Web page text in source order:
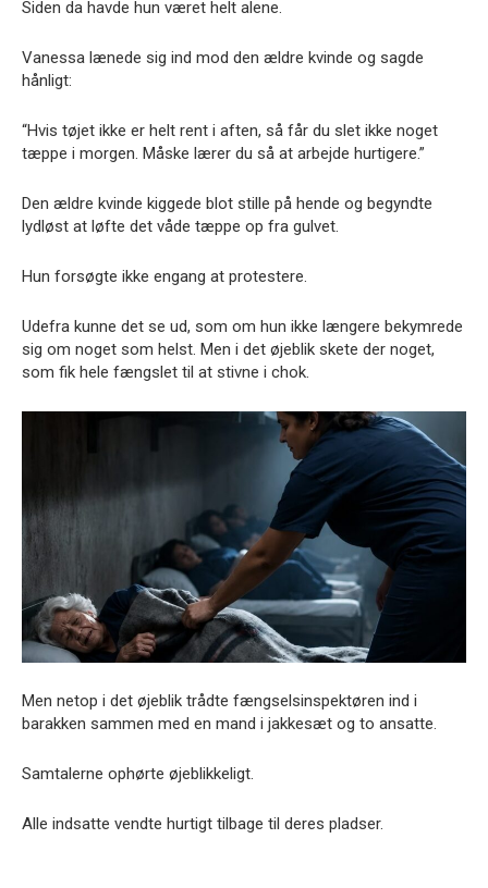
Siden da havde hun været helt alene.
Vanessa lænede sig ind mod den ældre kvinde og sagde
hånligt:
“Hvis tøjet ikke er helt rent i aften, så får du slet ikke noget
tæppe i morgen. Måske lærer du så at arbejde hurtigere.”
Den ældre kvinde kiggede blot stille på hende og begyndte
lydløst at løfte det våde tæppe op fra gulvet.
Hun forsøgte ikke engang at protestere.
Udefra kunne det se ud, som om hun ikke længere bekymrede
sig om noget som helst. Men i det øjeblik skete der noget,
som fik hele fængslet til at stivne i chok.
Men netop i det øjeblik trådte fængselsinspektøren ind i
barakken sammen med en mand i jakkesæt og to ansatte.
Samtalerne ophørte øjeblikkeligt.
Alle indsatte vendte hurtigt tilbage til deres pladser.